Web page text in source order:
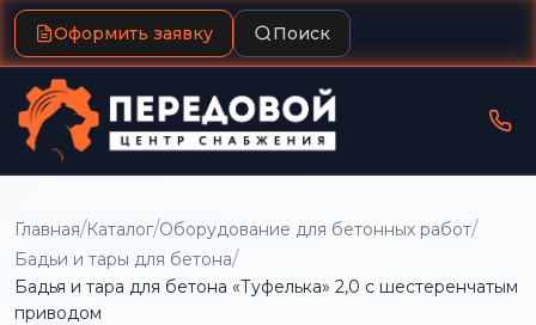
Оформить заявку Поиск
Главная/Каталог/Оборудование для бетонных работ/
Бадьи и тары для бетона/
Бадья и тара для бетона «Туфелька» 2,0 с шестеренчатым
приводом